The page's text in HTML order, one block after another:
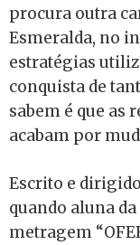
procura outra
Esmeralda, no
estratégias
conquista de
sabem é que as
acabam por
Escrito e
quando aluna
metragem